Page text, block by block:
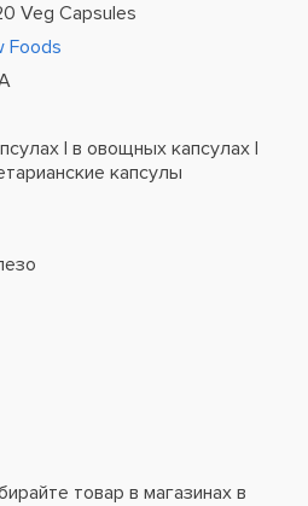
Veg Capsules
Foods
| в овощных капсулах |
капсулы
товар в магазинах в